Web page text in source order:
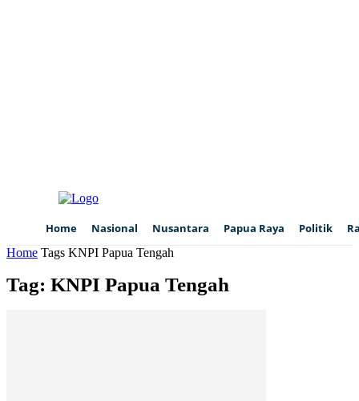
Home Nasional Nusantara Papua Raya Politik
Home Tags KNPI Papua Tengah
Tag: KNPI Papua Tengah